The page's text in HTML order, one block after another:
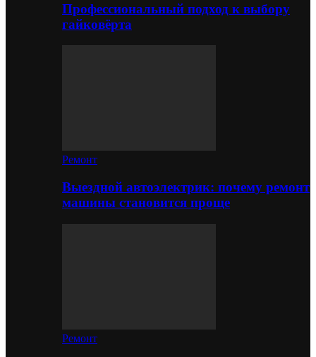
Профессиональный подход к выбору
гайковёрта
Ремонт
Выездной автоэлектрик: почему ремонт
машины становится проще
Ремонт